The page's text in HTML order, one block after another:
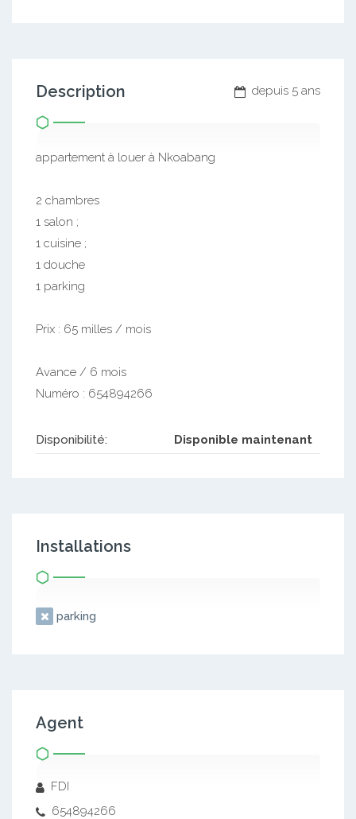
depuis 5 ans
Description
appartement à louer à Nkoabang
2 chambres
1 salon ;
1 cuisine ;
1 douche
1 parking
Prix : 65 milles / mois
Avance / 6 mois
Numéro : 654894266
Disponibilité: Disponible maintenant
Installations
parking
Agent
FDI
654894266